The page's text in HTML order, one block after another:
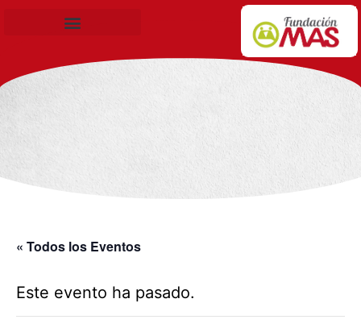
« Todos los Eventos
Este evento ha pasado.